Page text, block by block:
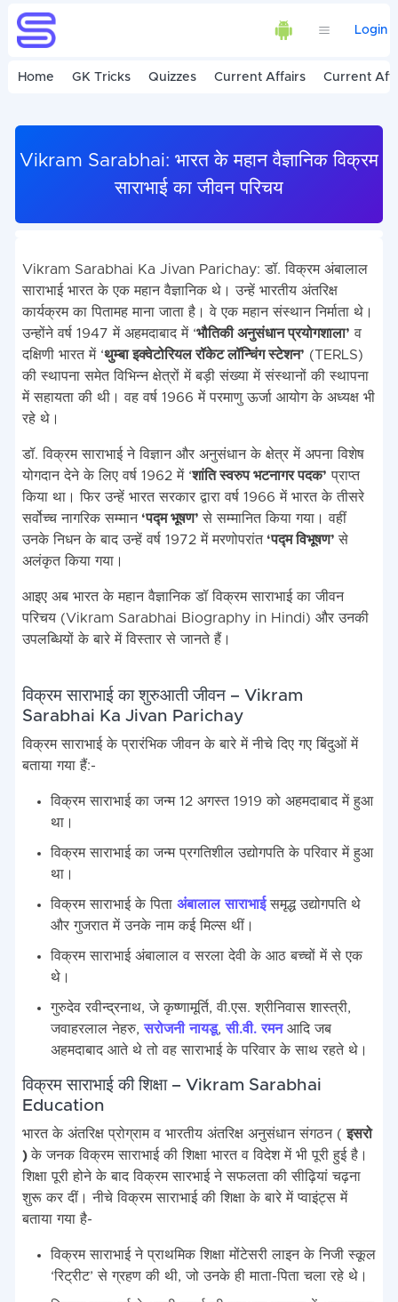
Login
Home GK Tricks Quizzes Current Affairs Current
Vikram Sarabhai: भारत के महान वैज्ञानिक विक्रम
साराभाई का जीवन परिचय
Vikram Sarabhai Ka Jivan Parichay: डॉ. विक्रम अंबालाल
साराभाई भारत के एक महान वैज्ञानिक थे। उन्हें भारतीय अंतरिक्ष
कार्यक्रम का पितामह माना जाता है। वे एक महान संस्थान निर्माता थे।
उन्होंने वर्ष 1947 में अहमदाबाद में ‘भौतिकी अनुसंधान प्रयोगशाला’ व
दक्षिणी भारत में ‘थुम्बा इक्वेटोरियल रॉकेट लॉन्चिंग स्टेशन’ (TERLS)
की स्थापना समेत विभिन्न क्षेत्रों में बड़ी संख्या में संस्थानों की स्थापना
में सहायता की थी। वह वर्ष 1966 में परमाणु ऊर्जा आयोग के अध्यक्ष भी
रहे थे।
डॉ. विक्रम साराभाई ने विज्ञान और अनुसंधान के क्षेत्र में अपना विशेष
योगदान देने के लिए वर्ष 1962 में ‘शांति स्वरुप भटनागर पदक’ प्राप्त
किया था। फिर उन्हें भारत सरकार द्वारा वर्ष 1966 में भारत के तीसरे
सर्वोच्च नागरिक सम्मान‘पद्म भूषण’से सम्मानित किया गया। वहीं
उनके निधन के बाद उन्हें वर्ष 1972 में मरणोपरांत‘पद्म विभूषण’से
अलंकृत किया गया।
आइए अब भारत के महान वैज्ञानिक डॉ विक्रम साराभाई का जीवन
परिचय (Vikram Sarabhai Biography in Hindi) और उनकी
उपलब्धियों के बारे में विस्तार से जानते हैं।
विक्रम साराभाई का शुरुआती जीवन – Vikram
Sarabhai Ka Jivan Parichay
विक्रम साराभाई के प्रारंभिक जीवन के बारे में नीचे दिए गए बिंदुओं में
बताया गया हैं:-
विक्रम साराभाई का जन्म 12 अगस्त 1919 को अहमदाबाद में हुआ
था।
विक्रम साराभाई का जन्म प्रगतिशील उद्योगपति के परिवार में हुआ
था।
विक्रम साराभाई के पिता अंबालाल साराभाईसमृद्ध उद्योगपति थे
और गुजरात में उनके नाम कई मिल्स थीं।
विक्रम साराभाई अंबालाल व सरला देवी के आठ बच्चों में से एक
थे।
गुरुदेव रवीन्द्रनाथ, जे कृष्णामूर्ति, वी.एस. श्रीनिवास शास्त्री,
जवाहरलाल नेहरु,सरोजनी नायडू,सी.वी. रमनआदि जब
अहमदाबाद आते थे तो वह साराभाई के परिवार के साथ रहते थे।
विक्रम साराभाई की शिक्षा – Vikram Sarabhai
Education
भारत के अंतरिक्ष प्रोग्राम व भारतीय अंतरिक्ष अनुसंधान संगठन (इसरो
)के जनक विक्रम साराभाई की शिक्षा भारत व विदेश में भी पूरी हुई है।
शिक्षा पूरी होने के बाद विक्रम सारभाई ने सफलता की सीढ़ियां चढ़ना
शुरू कर दीं। नीचे विक्रम साराभाई की शिक्षा के बारे में प्वाइंट्स में
बताया गया है-
विक्रम साराभाई ने प्राथमिक शिक्षा मोंटेसरी लाइन के निजी स्कूल
‘रिट्रीट’ से ग्रहण की थी, जो उनके ही माता-पिता चला रहे थे।